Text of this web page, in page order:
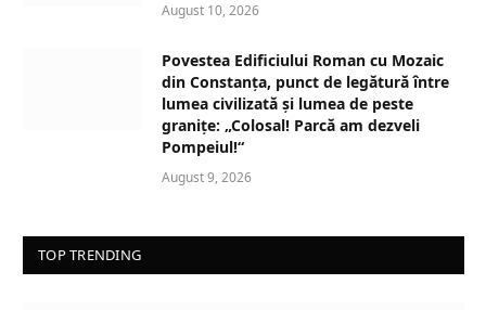
August 10, 2026
Povestea Edificiului Roman cu Mozaic
din Constanța, punct de legătură între
lumea civilizată și lumea de peste
granițe: „Colosal! Parcă am dezveli
Pompeiul!“
August 9, 2026
TOP TRENDING